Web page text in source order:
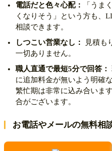
電話だと色々心配：
「うま
くなりそう」という方も、
相談できます。
しつこい営業なし：
見積も
一切ありません。
職人直通で最短5分で回答：
に追加料金が無いよう明確
繁忙期は非常に込み合いま
合がございます。
お電話やメールの無料相